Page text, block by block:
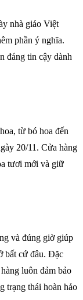
nhà giáo Việt
phần ý nghĩa.
đáng tin cậy dành
từ bó hoa đến
20/11. Cửa hàng
tươi mới và giữ
và đúng giờ giúp
bất cứ đâu. Đặc
luôn đảm bảo
trạng thái hoàn hảo